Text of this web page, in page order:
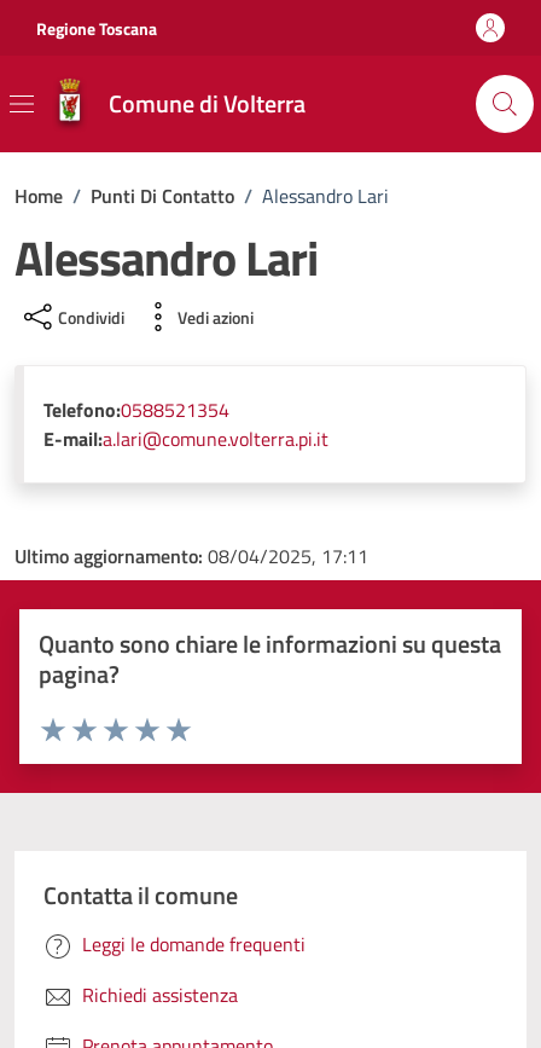
Regione Toscana
Comune di Volterra
Home / Punti Di Contatto / Alessandro Lari
Alessandro Lari
Condividi Vedi azioni
Telefono:0588521354
E-mail:a.lari@comune.volterra.pi.it
Ultimo aggiornamento: 08/04/2025, 17:11
Quanto sono chiare le informazioni su questa
pagina?
Valuta 5 stelle su 5
Valuta 4 stelle su 5
Valuta 3 stelle su 5
Valuta 2 stelle su 5
Valuta 1 stelle su 5
Contatta il comune
Leggi le domande frequenti
Richiedi assistenza